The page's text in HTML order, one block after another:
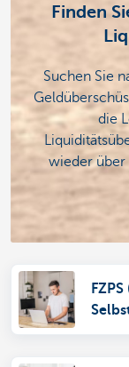
Finden
Suchen Sie
die
wieder über